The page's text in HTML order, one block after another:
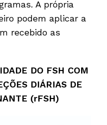
A própria
podem aplicar a
recebido as
DO FSH COM
DIÁRIAS DE
(rFSH)